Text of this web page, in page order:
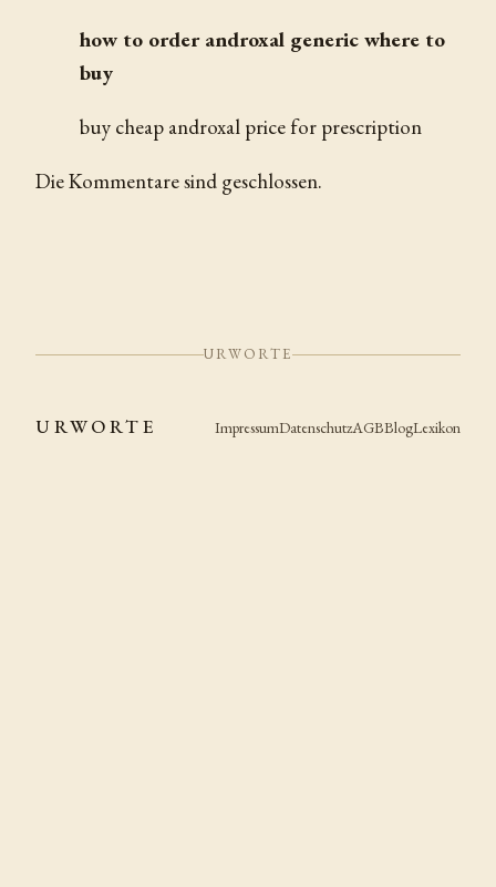
how to order androxal generic where to
buy
buy cheap androxal price for prescription
Die Kommentare sind geschlossen.
URWORTE
URWORTE ImpressumDatenschutzAGBBlogLexikon